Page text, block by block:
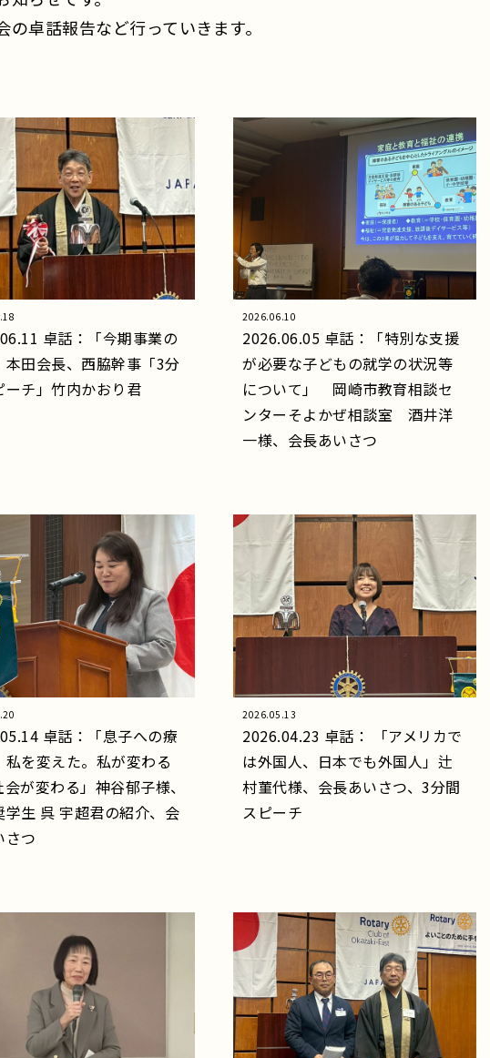
卓話報告など行っていきます。
卓話：「今期事業の
本田会長、西脇幹事「3分
ーチ」竹内かおり君
2026.06.10
2026.06.05 卓話：「特別な支援
が必要な子どもの就学の状況等
について」 岡崎市教育相談セ
ンターそよかぜ相談室 酒井洋
一様、会長あいさつ
卓話：「息子への療
私を変えた。私が変わる
会が変わる」神谷郁子様、
学生 呉 宇超君の紹介、会
さつ
2026.05.13
2026.04.23 卓話： 「アメリカで
は外国人、日本でも外国人」辻
村菫代様、会長あいさつ、3分間
スピーチ